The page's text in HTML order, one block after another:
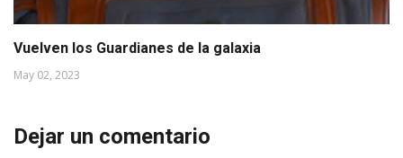
Vuelven los Guardianes de la galaxia
May 02, 2023
Dejar un comentario